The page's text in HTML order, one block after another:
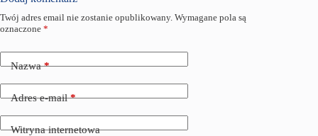
Twój adres email nie zostanie opublikowany. Wymagane pola są
oznaczone *
Nazwa*
Adres e-mail*
Witryna internetowa